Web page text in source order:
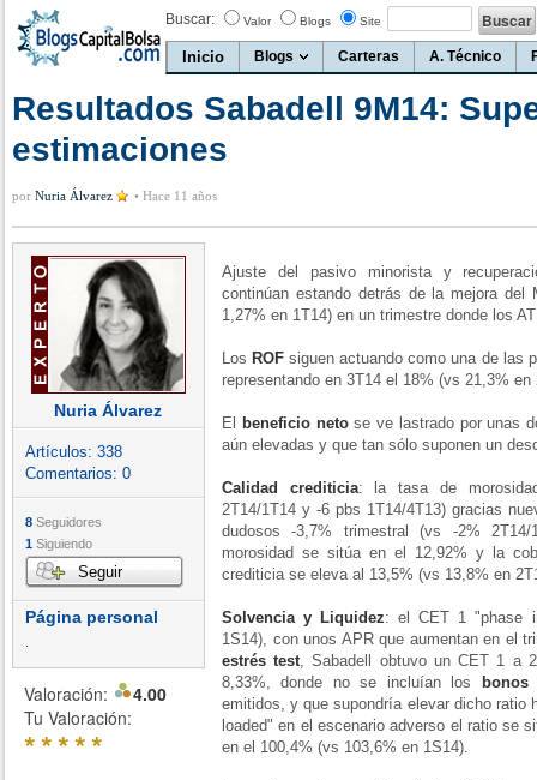
Buscar: Valor Blogs Site
Inicio Blogs Carteras A. Técnico
Resultados Sabadell 9M14:
estimaciones
por Nuria Álvarez • Hace 11 años
Nuria Álvarez
Artículos: 338
Comentarios: 0
8 Seguidores
1 Siguiendo
Seguir
Página personal
Valoración:
4.00
Tu Valoración:
*****
Ajuste del pasivo minorista y
continúan estando detrás de la mejora
1,27% en 1T14) en un trimestre donde los
Los ROF siguen actuando como una de las
representando en 3T14 el 18% (vs 21,3% en
El beneficio netose ve lastrado por unas
aún elevadas y que tan sólo suponen un
Calidad crediticia: la tasa de
2T14/1T14 y -6 pbs 1T14/4T13) gracias
dudosos -3,7% trimestral (vs -2%
morosidad se sitúa en el 12,92% y la
crediticia se eleva al 13,5% (vs 13,8% en
Solvencia y Liquidez: el CET 1 "phase
1S14), con unos APR que aumentan en el
estrés test, Sabadell obtuvo un CET 1 a
8,33%, donde no se incluían los
bonos
emitidos, y que supondría elevar dicho ratio
loaded" en el escenario adverso el ratio se
en el 100,4% (vs 103,6% en 1S14).